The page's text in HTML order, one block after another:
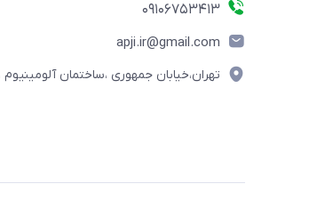
09106753413
apji.ir@gmail.com
تهران،خیابان جمهوری ،ساختمان آلومینیوم